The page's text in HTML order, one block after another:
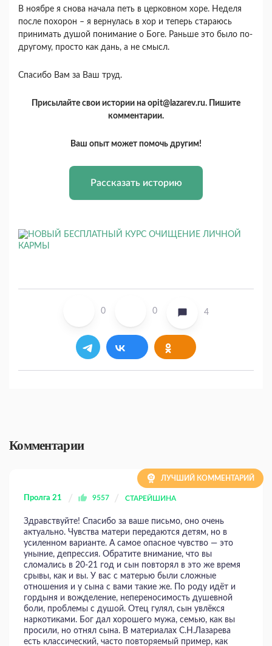
В ноябре я снова начала петь в церковном хоре. Неделя
после похорон – я вернулась в хор и теперь стараюсь
принимать душой понимание о Боге. Раньше это было по-
другому, просто как дань, а не смысл.
Спасибо Вам за Ваш труд.
Присылайте свои истории на opit@lazarev.ru. Пишите
комментарии.
Ваш опыт может помочь другим!
Рассказать историю
0 0 4
Комментарии
Пролга 21 9557 СТАРЕЙШИНА
ЛУЧШИЙ КОММЕНТАРИЙ
Здравствуйте! Спасибо за ваше письмо, оно очень
актуально. Чувства матери передаются детям, но в
усиленном варианте. А самое опасное чувство — это
уныние, депрессия. Обратите внимание, что вы
сломались в 20-21 год и сын повторял в это же время
срывы, как и вы. У вас с матерью были сложные
отношения и у сына с вами такие же. По роду идёт и
гордыня и вожделение, непереносимость душевной
боли, проблемы с душой. Отец гулял, сын увлёкся
наркотиками. Бог дал хорошего мужа, семью, как вы
просили, но отнял сына. В материалах С.Н.Лазарева
есть классический, часто повторяемый пример, как